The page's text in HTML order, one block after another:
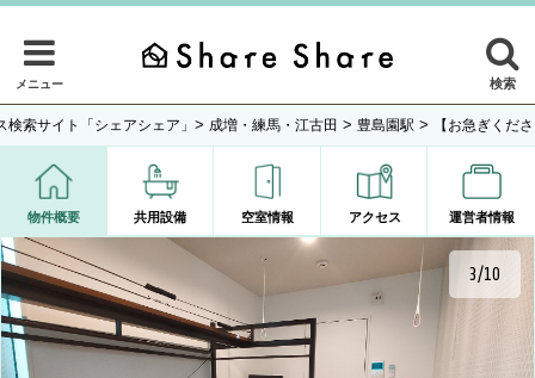
メニュー 検索
検索サイト「シェアシェア」 > 成増・練馬・江古田 > 豊島園駅 > 【お急ぎくだ
物件概要 共用設備 空室情報 アクセス 運営者情報
3/10